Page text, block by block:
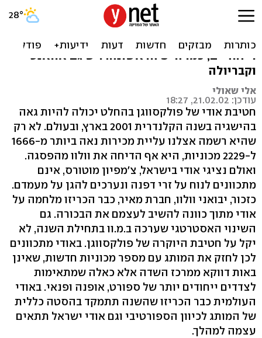
אודי שולפת את האס
אודי יוצאת להגן על ההובלה עם דגמים מעניינים
וייחודיים, כמו ה-S הראשונה. ויש גם אוואנט
וקבריולה
אלי שאולי
עודכן: 21.02.02, 18:27
חטיבת אודי של פולקסווגן בהחלט יכולה להיות גאה
בהישגיה בשנה הקלנדרית 2001 בארץ, ובעולם. לא רק
שהיא רשמה אצלנו עליית מכירות נאה ביותר מ-1666
ל-2229 מכוניות, היא אף הדיחה את וולוו מהפסגה.
ואולם נציגי אודי בישראל, צ'מפיון מוטורס, אינם
מתכוונים לנוח על זרי דפנה ונערכים להגן על מעמדם.
כזכור, יבואני וולוו, חברת מאיר, כבר הכריזו מלחמה על
אודי מתוך כוונה להשיב לעצמם את הבכורה. גם
השינוי האסטרטגי שערכה ב.מ.וו בתחילת השנה, לא
יקל על חטיבת היוקרה של פולקסווגן. באודי מתכוונים
לכן לחזק את המותג עם מספר מכוניות חדשות, שאינן
באות דווקא ממרכז השדה אלא כאלה שמתאימות
לצדדים ייחודים יותר של ספורט, אופנה ופנאי. באודי
העולמית כבר הכריזו שהשנה תתמקד בהסטה כללית
של המותג לכיוון הספורטיבי וגם אודי ישראל תתאים
עצמה למהלך.